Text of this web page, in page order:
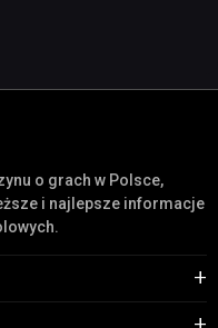
o grach w Polsce,
i najlepsze informacje